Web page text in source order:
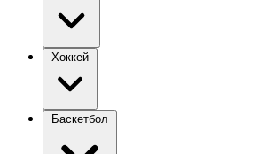
Хоккей
Баскетбол